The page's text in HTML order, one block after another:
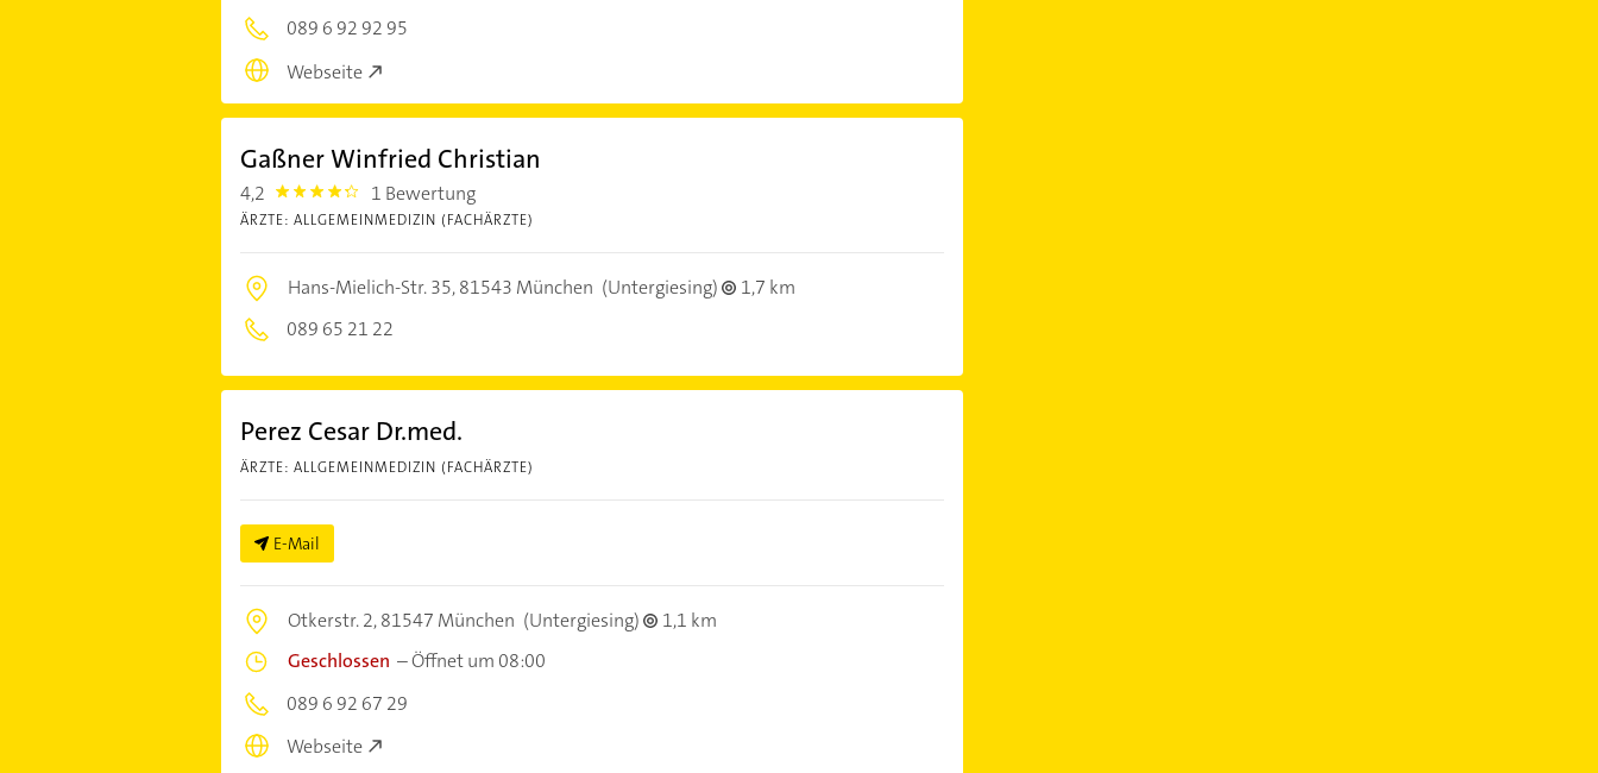
089 6 92 92 95
Webseite
Gaßner Winfried Christian
4,2 4.2000003 1 Bewertung
ÄRZTE: ALLGEMEINMEDIZIN (FACHÄRZTE)
Hans-Mielich-Str. 35,81543 München (Untergiesing)
1,7 km
089 65 21 22
Perez Cesar Dr.med.
ÄRZTE: ALLGEMEINMEDIZIN (FACHÄRZTE)
E-Mail
Otkerstr. 2,81547 München (Untergiesing)
1,1 km
Geschlossen –Öffnet um 08:00
089 6 92 67 29
Webseite